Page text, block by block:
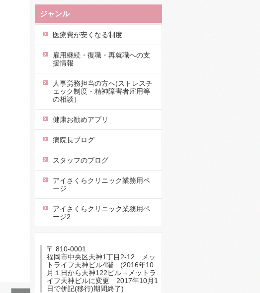
ジャンル
医療費が安くなる制度
雇用継続・復職・再就職への支
援情報
人事労務担当の方へ(ストレスチ
ェック制度・精神障害者雇用等
の相談）
健康お勧めアプリ
病院長ブログ
スタッフのブログ
アイさくらクリニック業務用ペ
ージ
アイさくらクリニック業務用ペ
ージ2
〒 810-0001
福岡市中央区天神1丁目2-12 メッ
トライフ天神ビル4階 (2016年10
月１日から天神122ビル→メットラ
イフ天神ビルに変更 2017年10月1
日で併記(移行)期間終了)